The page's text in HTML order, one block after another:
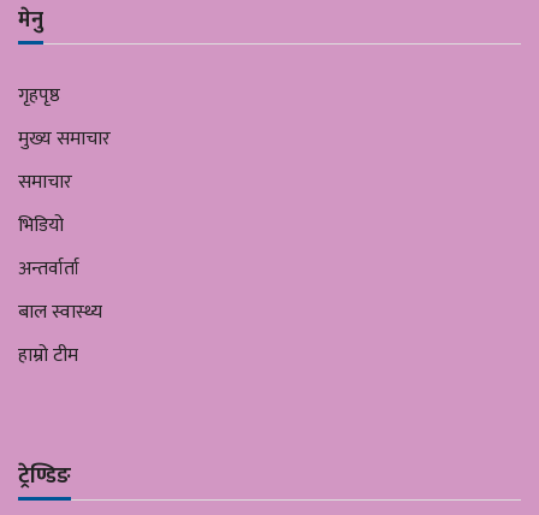
मेनु
गृहपृष्ठ
मुख्य समाचार
समाचार
भिडियो
अन्तर्वार्ता
बाल स्वास्थ्य
हाम्रो टीम
ट्रेण्डिङ